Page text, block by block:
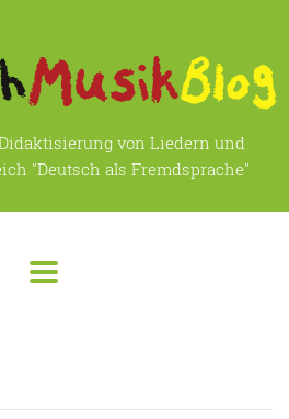
von Liedern und
"Deutsch als Fremdsprache"